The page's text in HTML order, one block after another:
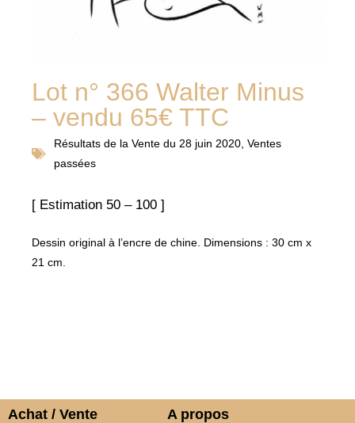
Lot n° 366 Walter Minus
– vendu 65€ TTC
Résultats de la Vente du 28 juin 2020 Ventes
passées
[ Estimation 50 – 100 ]
Dessin original à l’encre de chine. Dimensions : 30 cm x
21 cm.
Achat / Vente A propos